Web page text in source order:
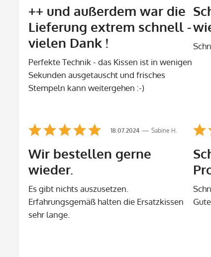
++ und außerdem war die
Lieferung extrem schnell -
vielen Dank !
Perfekte Technik - das Kissen ist in wenigen
Sekunden ausgetauscht und frisches
Stempeln kann weitergehen :-)
Sabine H.
18.07.2024
Wir bestellen gerne
wieder.
Es gibt nichts auszusetzen.
Erfahrungsgemäß halten die Ersatzkissen
sehr lange.